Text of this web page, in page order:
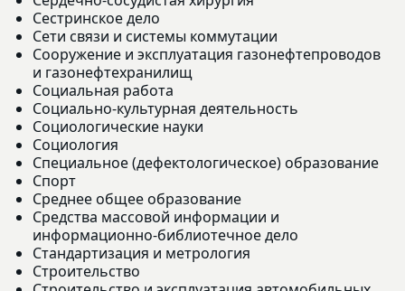
Сестринское дело
Сети связи и системы коммутации
Сооружение и эксплуатация газонефтепроводов
и газонефтехранилищ
Социальная работа
Социально-культурная деятельность
Социологические науки
Социология
Специальное (дефектологическое) образование
Спорт
Среднее общее образование
Средства массовой информации и
информационно-библиотечное дело
Стандартизация и метрология
Строительство